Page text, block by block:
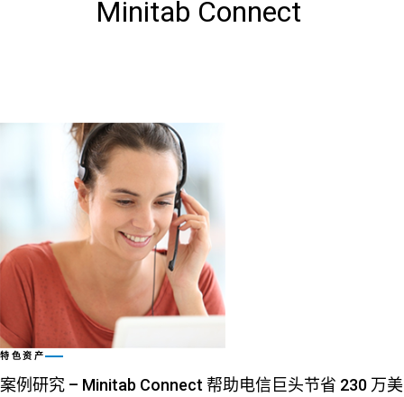
Minitab Connect
特色资产
案例研究 – Minitab Connect 帮助电信巨头节省 230 万美